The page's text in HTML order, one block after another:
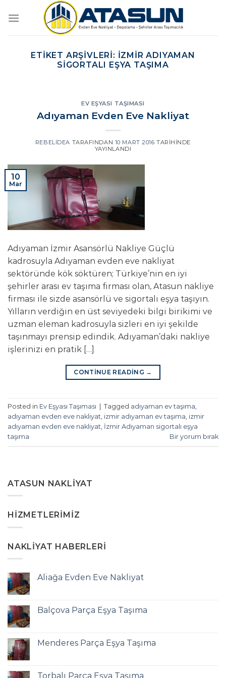
atla
ETIKET ARŞIVLERI: İZMIR ADIYAMAN
SIGORTALI EŞYA TAŞIMA
EV EŞYASI TAŞIMASI
Adıyaman Evden Eve Nakliyat
REBELIDEA TARAFINDAN 10 MART 2016 TARIHINDE
YAYINLANDI
10
Mar
Adıyaman İzmir Asansörlü Nakliye Güçlü
kadrosuyla Adıyaman evden eve nakliyat
sektöründe kök söktüren; Türkiye’nin en iyi
şehirler arası ev taşıma firması olan, Atasun nakliye
firması ile sizde asansörlü ve sigortalı eşya taşıyın.
Yılların verdiğin en üst seviyedeki bilgi birikimi ve
uzman eleman kadrosuyla sizleri en iyi şekilde
taşınmayı prensip edindik. Adıyaman’daki nakliye
işlerinizi en pratik […]
CONTINUE READING →
Posted in Ev Eşyası Taşıması Tagged adıyaman ev taşıma
adıyaman evden eve nakliyat izmir adıyaman ev taşıma izmir
adıyaman evden eve nakliyat İzmir Adıyaman sigortalı eşya
taşıma
Bir yorum bırak
ATASUN NAKLIYAT
HIZMETLERIMIZ
NAKLIYAT HABERLERI
Aliağa Evden Eve Nakliyat
Balçova Parça Eşya Taşıma
Menderes Parça Eşya Taşıma
Torbalı Parça Eşya Taşıma